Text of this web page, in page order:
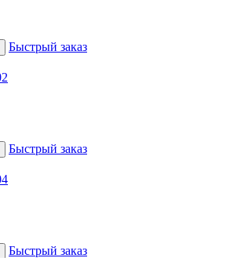
Быстрый заказ
Быстрый заказ
Быстрый заказ